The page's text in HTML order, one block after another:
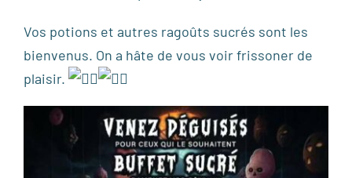
Vos potions et autres ragoûts sucrés sont les
bienvenus. On a hâte de vous voir frissoner de
plaisir.